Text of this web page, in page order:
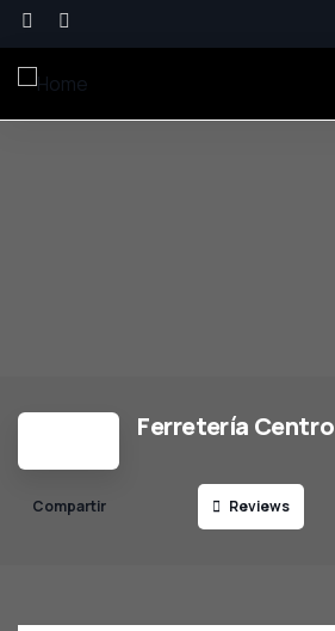
Ferretería Centro
Reviews